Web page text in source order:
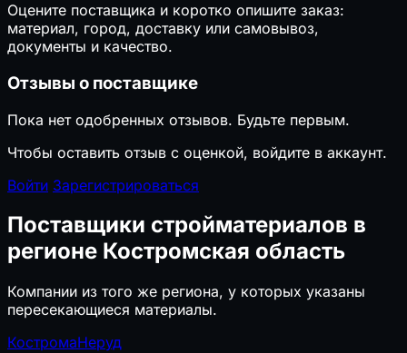
Оцените поставщика и коротко опишите заказ:
материал, город, доставку или самовывоз,
документы и качество.
Отзывы о поставщике
Пока нет одобренных отзывов. Будьте первым.
Чтобы оставить отзыв с оценкой, войдите в аккаунт.
Войти Зарегистрироваться
Поставщики стройматериалов в
регионе Костромская область
Компании из того же региона, у которых указаны
пересекающиеся материалы.
КостромаНеруд